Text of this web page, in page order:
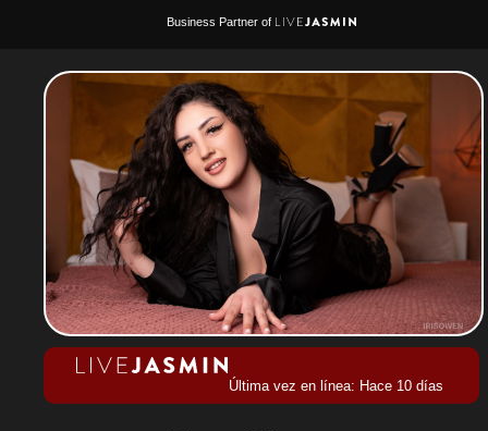
Business Partner of
Última vez en línea: Hace 10 días